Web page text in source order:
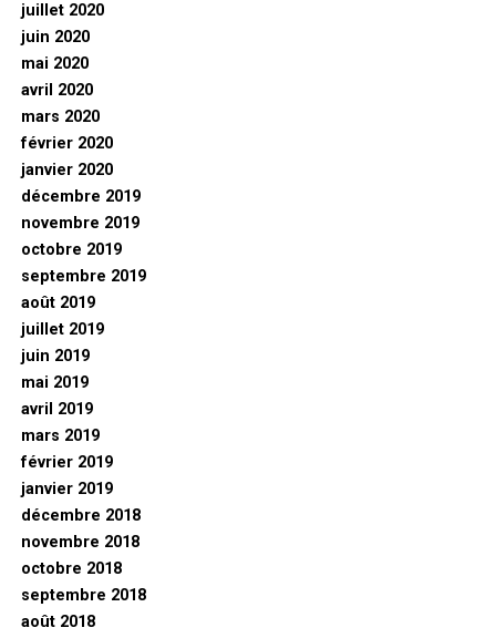
juillet 2020
juin 2020
mai 2020
avril 2020
mars 2020
février 2020
janvier 2020
décembre 2019
novembre 2019
octobre 2019
septembre 2019
août 2019
juillet 2019
juin 2019
mai 2019
avril 2019
mars 2019
février 2019
janvier 2019
décembre 2018
novembre 2018
octobre 2018
septembre 2018
août 2018